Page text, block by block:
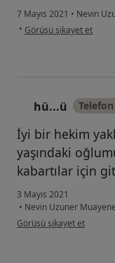
7 Mayıs 2021 • Nevin
• kullanıcının görüşüne
Görüşü şikayet et
hü...ü
İyi bir hekim
yaşındaki
kabartılar için
3 Mayıs 2021
• Nevin Uzuner
kullanıcının görüşüne
Görüşü şikayet et